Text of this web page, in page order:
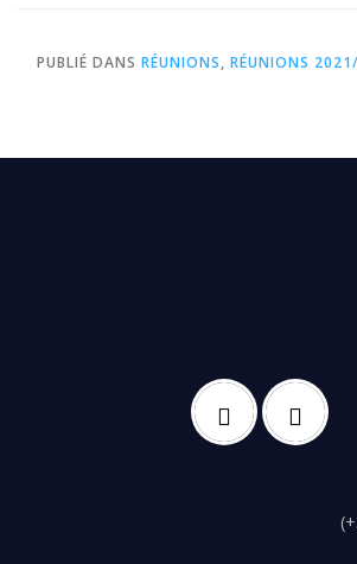
PUBLIÉ DANS RÉUNIONS, RÉUNIONS